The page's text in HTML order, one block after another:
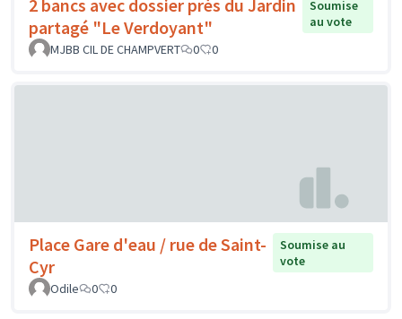
2 bancs avec dossier près du Jardin
partagé "Le Verdoyant"
Soumise
au vote
MJBB CIL DE CHAMPVERT
0 0
Place Gare d'eau / rue de Saint-
Cyr
Soumise au
vote
Odile
0 0